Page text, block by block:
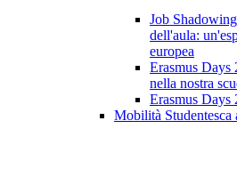
Job
dell'aula:
europea
Erasmus Days
nella nostra
Erasmus Days
Mobilità Studentesca